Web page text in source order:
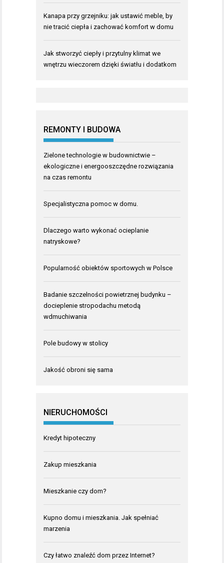
Kanapa przy grzejniku: jak ustawić meble, by
nie tracić ciepła i zachować komfort w domu
Jak stworzyć ciepły i przytulny klimat we
wnętrzu wieczorem dzięki światłu i dodatkom
REMONTY I BUDOWA
Zielone technologie w budownictwie –
ekologiczne i energooszczędne rozwiązania
na czas remontu
Specjalistyczna pomoc w domu.
Dlaczego warto wykonać ocieplanie
natryskowe?
Popularność obiektów sportowych w Polsce
Badanie szczelności powietrznej budynku –
docieplenie stropodachu metodą
wdmuchiwania
Pole budowy w stolicy
Jakość obroni się sama
NIERUCHOMOŚCI
Kredyt hipoteczny
Zakup mieszkania
Mieszkanie czy dom?
Kupno domu i mieszkania. Jak spełniać
marzenia
Czy łatwo znaleźć dom przez Internet?